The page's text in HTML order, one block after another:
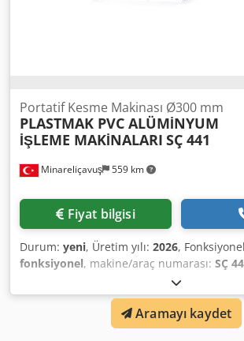
Minareliçavuş 559 km
Portatif Kesme Makinası Ø300 mm
PLASTMAK PVC ALÜMİNYUM
İŞLEME MAKİNALARI SÇ 441
Fiyat bilgisi
Durum: yeni, Üretim yılı: 2026,
fonksiyonel, makine/araç numarası: SÇ
, • Alüminyum & PVC
işlemleri için kullanılır • Çift yay sistemi
muhafaza emniyeti kesim • Üst tabloda
derece arasında istenen tüm açılarda
Aramayı kaydet